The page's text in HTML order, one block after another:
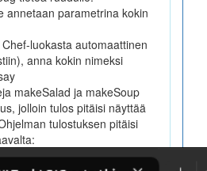
annetaan parametrina kokin
luokasta automaattinen
anna kokin nimeksi
makeSalad ja makeSoup
jolloin tulos pitäisi näyttää
tulostuksen pitäisi